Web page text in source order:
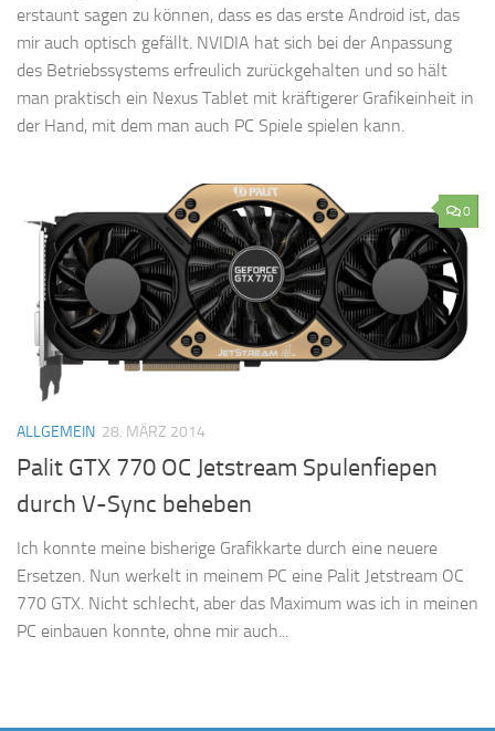
erstaunt sagen zu können, dass es das erste Android ist, das
mir auch optisch gefällt. NVIDIA hat sich bei der Anpassung
des Betriebssystems erfreulich zurückgehalten und so hält
man praktisch ein Nexus Tablet mit kräftigerer Grafikeinheit in
der Hand, mit dem man auch PC Spiele spielen kann.
0
ALLGEMEIN 28. MÄRZ 2014
Palit GTX 770 OC Jetstream Spulenfiepen
durch V-Sync beheben
Ich konnte meine bisherige Grafikkarte durch eine neuere
Ersetzen. Nun werkelt in meinem PC eine Palit Jetstream OC
770 GTX. Nicht schlecht, aber das Maximum was ich in meinen
PC einbauen konnte, ohne mir auch...